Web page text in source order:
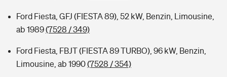
Ford Fiesta, GFJ (FIESTA 89), 52 kW, Benzin, Limousine,
ab 1989(7528 / 349)
Ford Fiesta, FBJT (FIESTA 89 TURBO), 96 kW, Benzin,
Limousine, ab 1990(7528 / 354)